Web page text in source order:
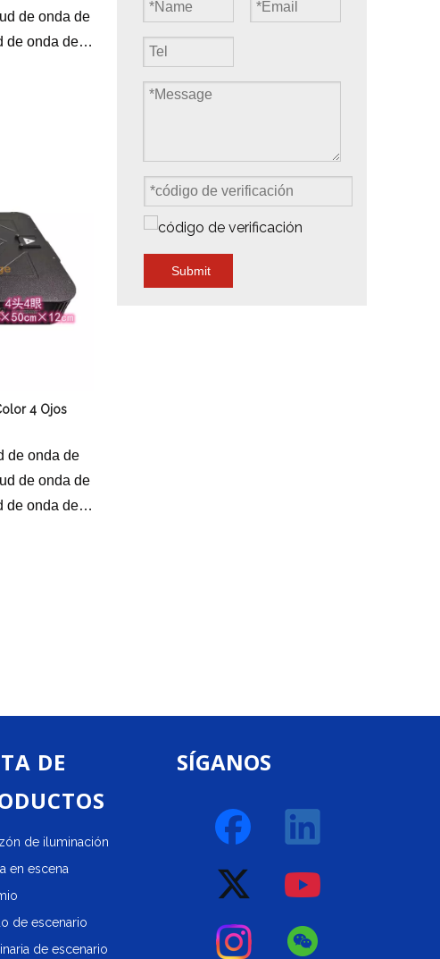
de onda de
de onda de
de 20 Kpps
por
4 Ojos
de onda de
de onda de
de onda de
Submit
DE
de iluminación
en escena
de escenario
de escenario
SÍGANOS